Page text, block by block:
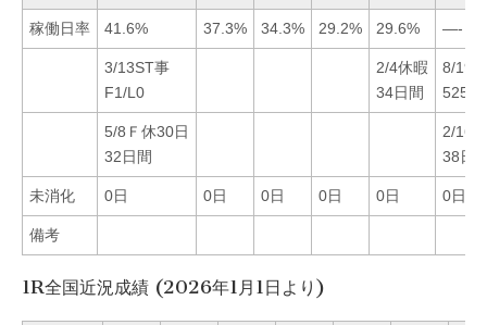
稼働日率 41.6% 37.3% 34.3% 29.2% 29.6% —-
3/13ST事
F1/L0
2/4休暇
34日間
8/19
525日
5/8Ｆ休30日
32日間
2/16
38日
未消化 0日 0日 0日 0日 0日 0日
備考
1R全国近況成績 (2026年1月1日より)